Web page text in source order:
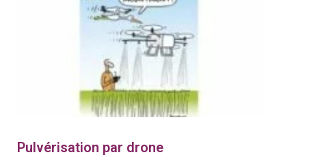
Pulvérisation par drone